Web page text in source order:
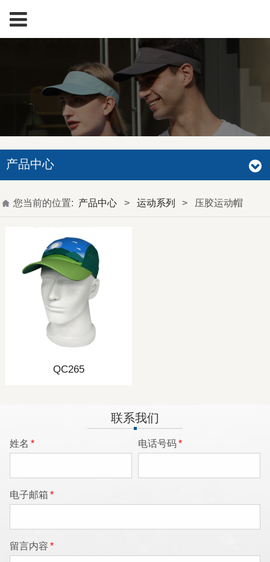
产品中心
您当前的位置: 产品中心 > 运动系列 > 压胶运动帽
QC265
联系我们
姓名 * 电话号码*
电子邮箱 *
留言内容 *